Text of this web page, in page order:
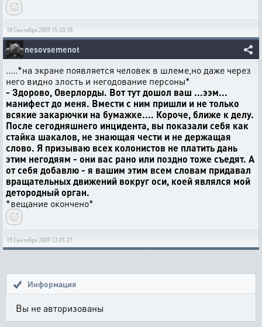
18 Сентября 2009 15:33:18
nesovsemenot
.....*на экране появляется человек в шлеме,но даже через
него видно злость и негодование персоны*
- Здорово, Оверлорды. Вот тут дошол ваш ...ээм...
манифест до меня. Вмести с ним пришли и не только
всякие закарючки на бумажке.... Короче, ближе к делу.
После сегодняшнего инцидента, вы показали себя как
стайка шакалов, не знающая чести и не держащая
слово. Я призываю всех колонистов не платить дань
этим негодяям - они вас рано или поздно тоже съедят. А
от себя добавлю - я вашим этим всем словам придавал
вращательных движений вокруг оси, коей являлся мой
детородный орган.
*вещание окончено*
19 Сентября 2009 13:01:21
Информация
Вы не авторизованы